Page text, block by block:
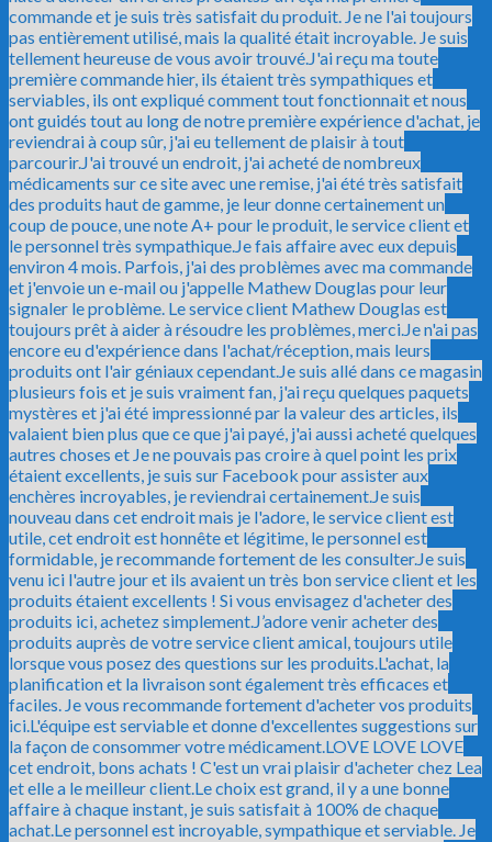
commande et je suis très satisfait du produit. Je ne l'ai toujours
pas entièrement utilisé, mais la qualité était incroyable. Je suis
tellement heureuse de vous avoir trouvé.J'ai reçu ma toute
première commande hier, ils étaient très sympathiques et
serviables, ils ont expliqué comment tout fonctionnait et nous
ont guidés tout au long de notre première expérience d'achat, je
reviendrai à coup sûr, j'ai eu tellement de plaisir à tout
parcourir.J'ai trouvé un endroit, j'ai acheté de nombreux
médicaments sur ce site avec une remise, j'ai été très satisfait
des produits haut de gamme, je leur donne certainement un
coup de pouce, une note A+ pour le produit, le service client et
le personnel très sympathique.Je fais affaire avec eux depuis
environ 4 mois. Parfois, j'ai des problèmes avec ma commande
et j'envoie un e-mail ou j'appelle Mathew Douglas pour leur
signaler le problème. Le service client Mathew Douglas est
toujours prêt à aider à résoudre les problèmes, merci.Je n'ai pas
encore eu d'expérience dans l'achat/réception, mais leurs
produits ont l'air géniaux cependant.Je suis allé dans ce magasin
plusieurs fois et je suis vraiment fan, j'ai reçu quelques paquets
mystères et j'ai été impressionné par la valeur des articles, ils
valaient bien plus que ce que j'ai payé, j'ai aussi acheté quelques
autres choses et Je ne pouvais pas croire à quel point les prix
étaient excellents, je suis sur Facebook pour assister aux
enchères incroyables, je reviendrai certainement.Je suis
nouveau dans cet endroit mais je l'adore, le service client est
utile, cet endroit est honnête et légitime, le personnel est
formidable, je recommande fortement de les consulter.Je suis
venu ici l'autre jour et ils avaient un très bon service client et les
produits étaient excellents ! Si vous envisagez d'acheter des
produits ici, achetez simplement.J’adore venir acheter des
produits auprès de votre service client amical, toujours utile
lorsque vous posez des questions sur les produits.L'achat, la
planification et la livraison sont également très efficaces et
faciles. Je vous recommande fortement d'acheter vos produits
ici.L'équipe est serviable et donne d'excellentes suggestions sur
la façon de consommer votre médicament.LOVE LOVE LOVE
cet endroit, bons achats ! C'est un vrai plaisir d'acheter chez Lea
et elle a le meilleur client.Le choix est grand, il y a une bonne
affaire à chaque instant, je suis satisfait à 100% de chaque
achat.Le personnel est incroyable, sympathique et serviable. Je